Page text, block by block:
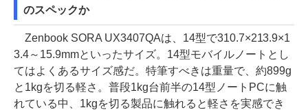
のスペックか
Zenbook SORA UX3407QAは、14型で310.7×213.9×1
3.4～15.9mmといったサイズ。14型モバイルノートとし
てはよくあるサイズ感だ。特筆すべきは重量で、約899g
と1kgを切る軽さ。普段1kg台前半の14型ノートPCに触
れている中、1kgを切る製品に触れると軽さを実感でき